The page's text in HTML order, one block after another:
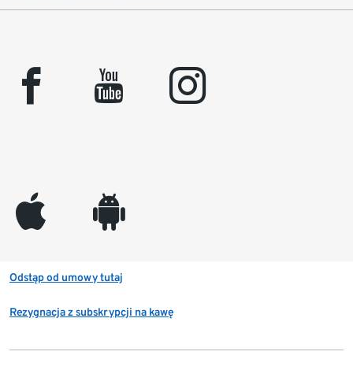
facebook youtube instagram
appleinc android
Odstąp od umowy tutaj
Rezygnacja z subskrypcji na kawę